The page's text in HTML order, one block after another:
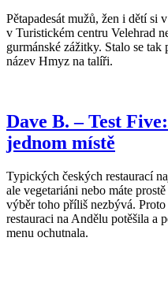
Pětapadesát mužů, žen i dětí si
v Turistickém centru Velehrad
gurmánské zážitky. Stalo se
název Hmyz na talíři.
Dave B. – Test
jednom místě
Typických českých restaurací
ale vegetariáni nebo máte
výběr toho příliš nezbývá.
restauraci na Andělu potěšila a
menu ochutnala.